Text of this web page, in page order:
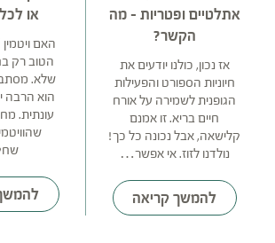
אתלטיים ופטריות – מה
הקשר?
אז נכון, כולנו יודעים את
חיוניות הספורט והפעילות
הגופנית לשמירה על אורח
חיים בריא. זו אמנם
קלישאה, אבל נכונה כל כך!
נולדנו לזוז. אי אפשר…
להמשך קריאה
או
הטוב רק
הוא הרבה
עונתית.